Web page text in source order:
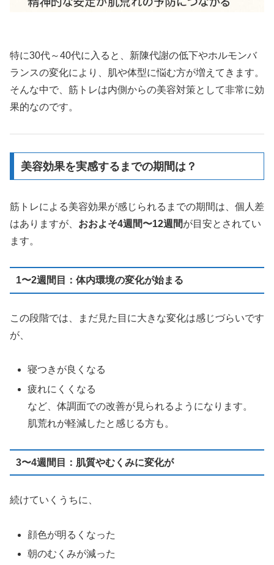
特に30代～40代に入ると、新陳代謝の低下やホルモンバ
ランスの変化により、肌や体型に悩む方が増えてきます。
そんな中で、筋トレは内側からの美容対策として非常に効
果的なのです。
美容効果を実感するまでの期間は？
筋トレによる美容効果が感じられるまでの期間は、個人差
はありますが、 おおよそ4週間〜12週間が目安とされてい
ます。
1〜2週間目：体内環境の変化が始まる
この段階では、まだ見た目に大きな変化は感じづらいです
が、
寝つきが良くなる
疲れにくくなる
など、体調面での改善が見られるようになります。
肌荒れが軽減したと感じる方も。
3〜4週間目：肌質やむくみに変化が
続けていくうちに、
顔色が明るくなった
朝のむくみが減った